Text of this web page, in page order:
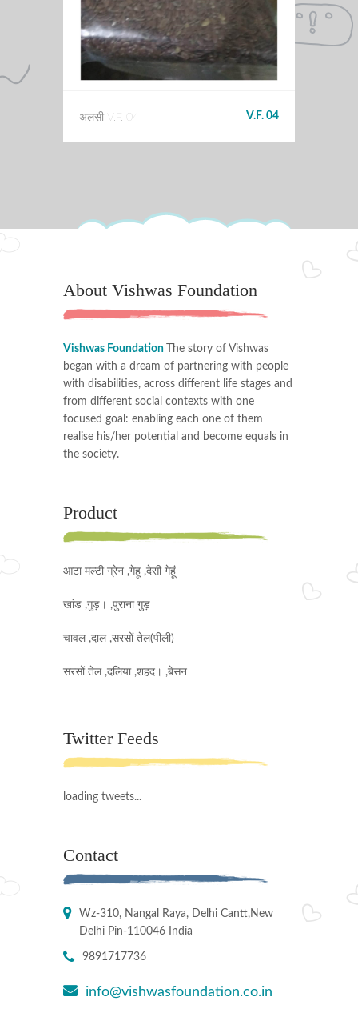
अलसी V.F. 04 V.F. 04
About Vishwas Foundation
Vishwas Foundation
The story of Vishwas
began with a dream of partnering with people
with disabilities, across different life stages and
from different social contexts with one
focused goal: enabling each one of them
realise his/her potential and become equals in
the society.
Product
आटा मल्टी ग्रेन ,गेहू ,देसी गेहूं
खांड ,गुड़। ,पुराना गुड़
चावल ,दाल ,सरसों तेल(पीली)
सरसों तेल ,दलिया ,शहद। ,बेसन
Twitter Feeds
loading tweets...
Contact
Wz-310, Nangal Raya, Delhi Cantt,New
Delhi Pin-110046 India
9891717736
info@vishwasfoundation.co.in